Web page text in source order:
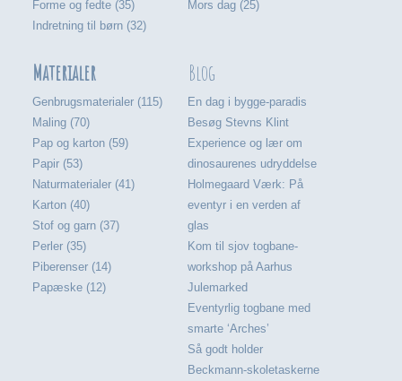
Forme og fedte (35)
Indretning til børn (32)
Mors dag (25)
Materialer
Genbrugsmaterialer (115)
Maling (70)
Pap og karton (59)
Papir (53)
Naturmaterialer (41)
Karton (40)
Stof og garn (37)
Perler (35)
Piberenser (14)
Papæske (12)
Blog
En dag i bygge-paradis
Besøg Stevns Klint
Experience og lær om
dinosaurenes udryddelse
Holmegaard Værk: På
eventyr i en verden af
glas
Kom til sjov togbane-
workshop på Aarhus
Julemarked
Eventyrlig togbane med
smarte ‘Arches’
Så godt holder
Beckmann-skoletaskerne